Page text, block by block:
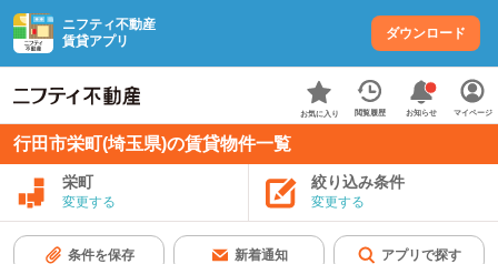
ニフティ不動産
賃貸アプリ
ダウンロード
お気に入り 閲覧履歴 お知らせ マイページ
行田市栄町(埼玉県)の賃貸物件一覧
栄町
変更する
絞り込み条件
変更する
条件を保存 新着通知 アプリで探す